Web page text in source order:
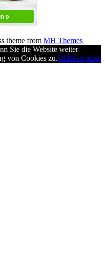
theme from MH Themes
Sie die Website weiter
von Cookies zu.OkRead more